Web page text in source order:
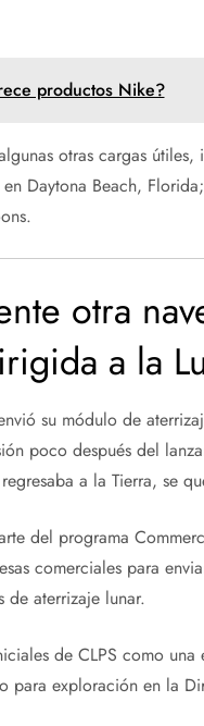
productos Nike?
otras cargas
Daytona Beach,
otra
a la
su módulo de
poco después del
a la Tierra, se
del programa
comerciales para
de aterrizaje lunar.
de CLPS como
para exploración en la